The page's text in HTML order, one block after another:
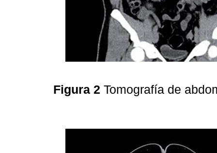
Figura 2 Tomografía de